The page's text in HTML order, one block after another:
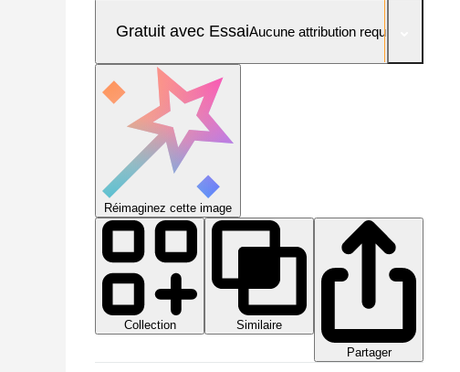
Gratuit avec EssaiAucune attribution requise
Réimaginez cette image
Collection
Similaire
Partager